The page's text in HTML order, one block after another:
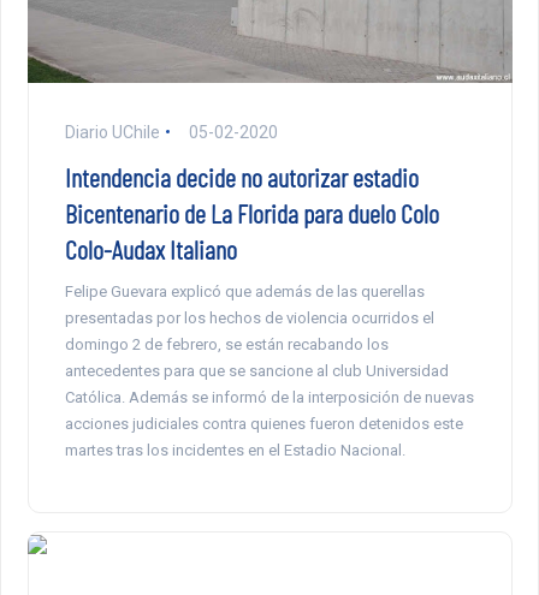
Diario UChile 05-02-2020
Intendencia decide no autorizar estadio
Bicentenario de La Florida para duelo Colo
Colo-Audax Italiano
Felipe Guevara explicó que además de las querellas
presentadas por los hechos de violencia ocurridos el
domingo 2 de febrero, se están recabando los
antecedentes para que se sancione al club Universidad
Católica. Además se informó de la interposición de nuevas
acciones judiciales contra quienes fueron detenidos este
martes tras los incidentes en el Estadio Nacional.